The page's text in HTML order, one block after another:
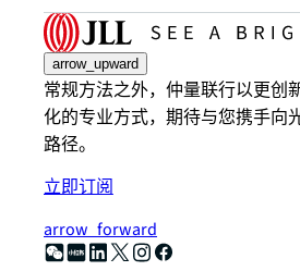
arrow_upward
常规方法之外，仲量联行以更创
化的专业方式，期待与您携手向
路径。
立即订阅
arrow_forward